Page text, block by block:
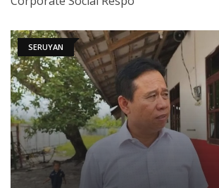
SERUYAN